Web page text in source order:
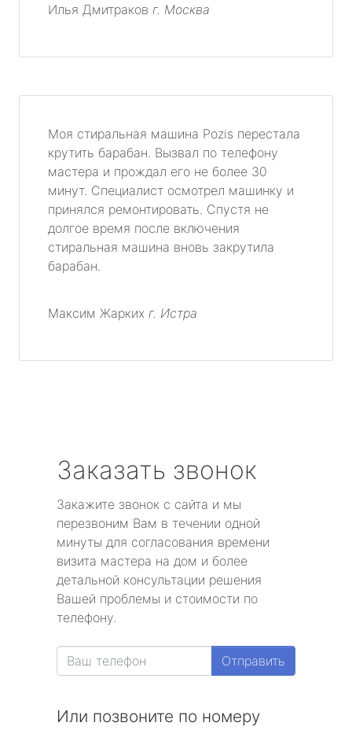
Илья Дмитраков г. Москва
Моя стиральная машина Pozis перестала
крутить барабан. Вызвал по телефону
мастера и прождал его не более 30
минут. Специалист осмотрел машинку и
принялся ремонтировать. Спустя не
долгое время после включения
стиральная машина вновь закрутила
барабан.
Максим Жарких г. Истра
Заказать звонок
Закажите звонок с сайта и мы
перезвоним Вам в течении одной
минуты для согласования времени
визита мастера на дом и более
детальной консультации решения
Вашей проблемы и стоимости по
телефону.
Отправить
Или позвоните по номеру